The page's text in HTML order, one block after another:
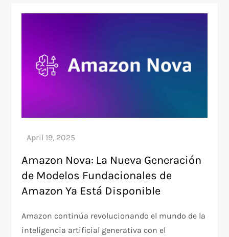
Amazon Nova: La Nueva Generación
de Modelos Fundacionales de
Amazon Ya Está Disponible
Amazon continúa revolucionando el mundo de la
inteligencia artificial generativa con el